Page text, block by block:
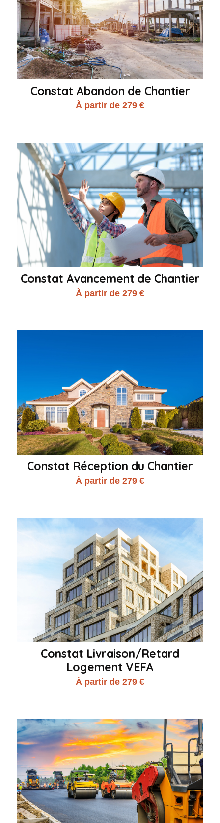
Constat Abandon de Chantier
À partir de 279 €
Constat Avancement de Chantier
À partir de 279 €
Constat Réception du Chantier
À partir de 279 €
Constat Livraison/Retard
Logement VEFA
À partir de 279 €